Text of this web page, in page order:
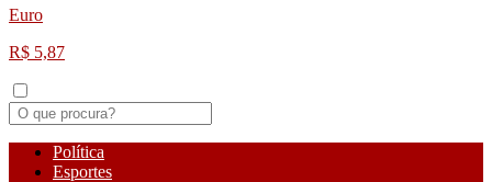
Euro
R$ 5,87
Política
Esportes